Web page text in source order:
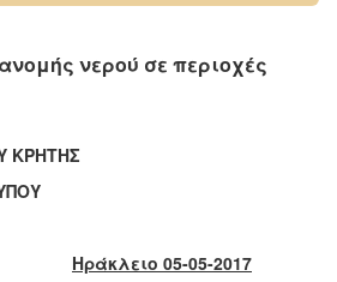
νερού σε περιοχές
ΚΡΗΤΗΣ
Ηράκλειο 05-05-2017